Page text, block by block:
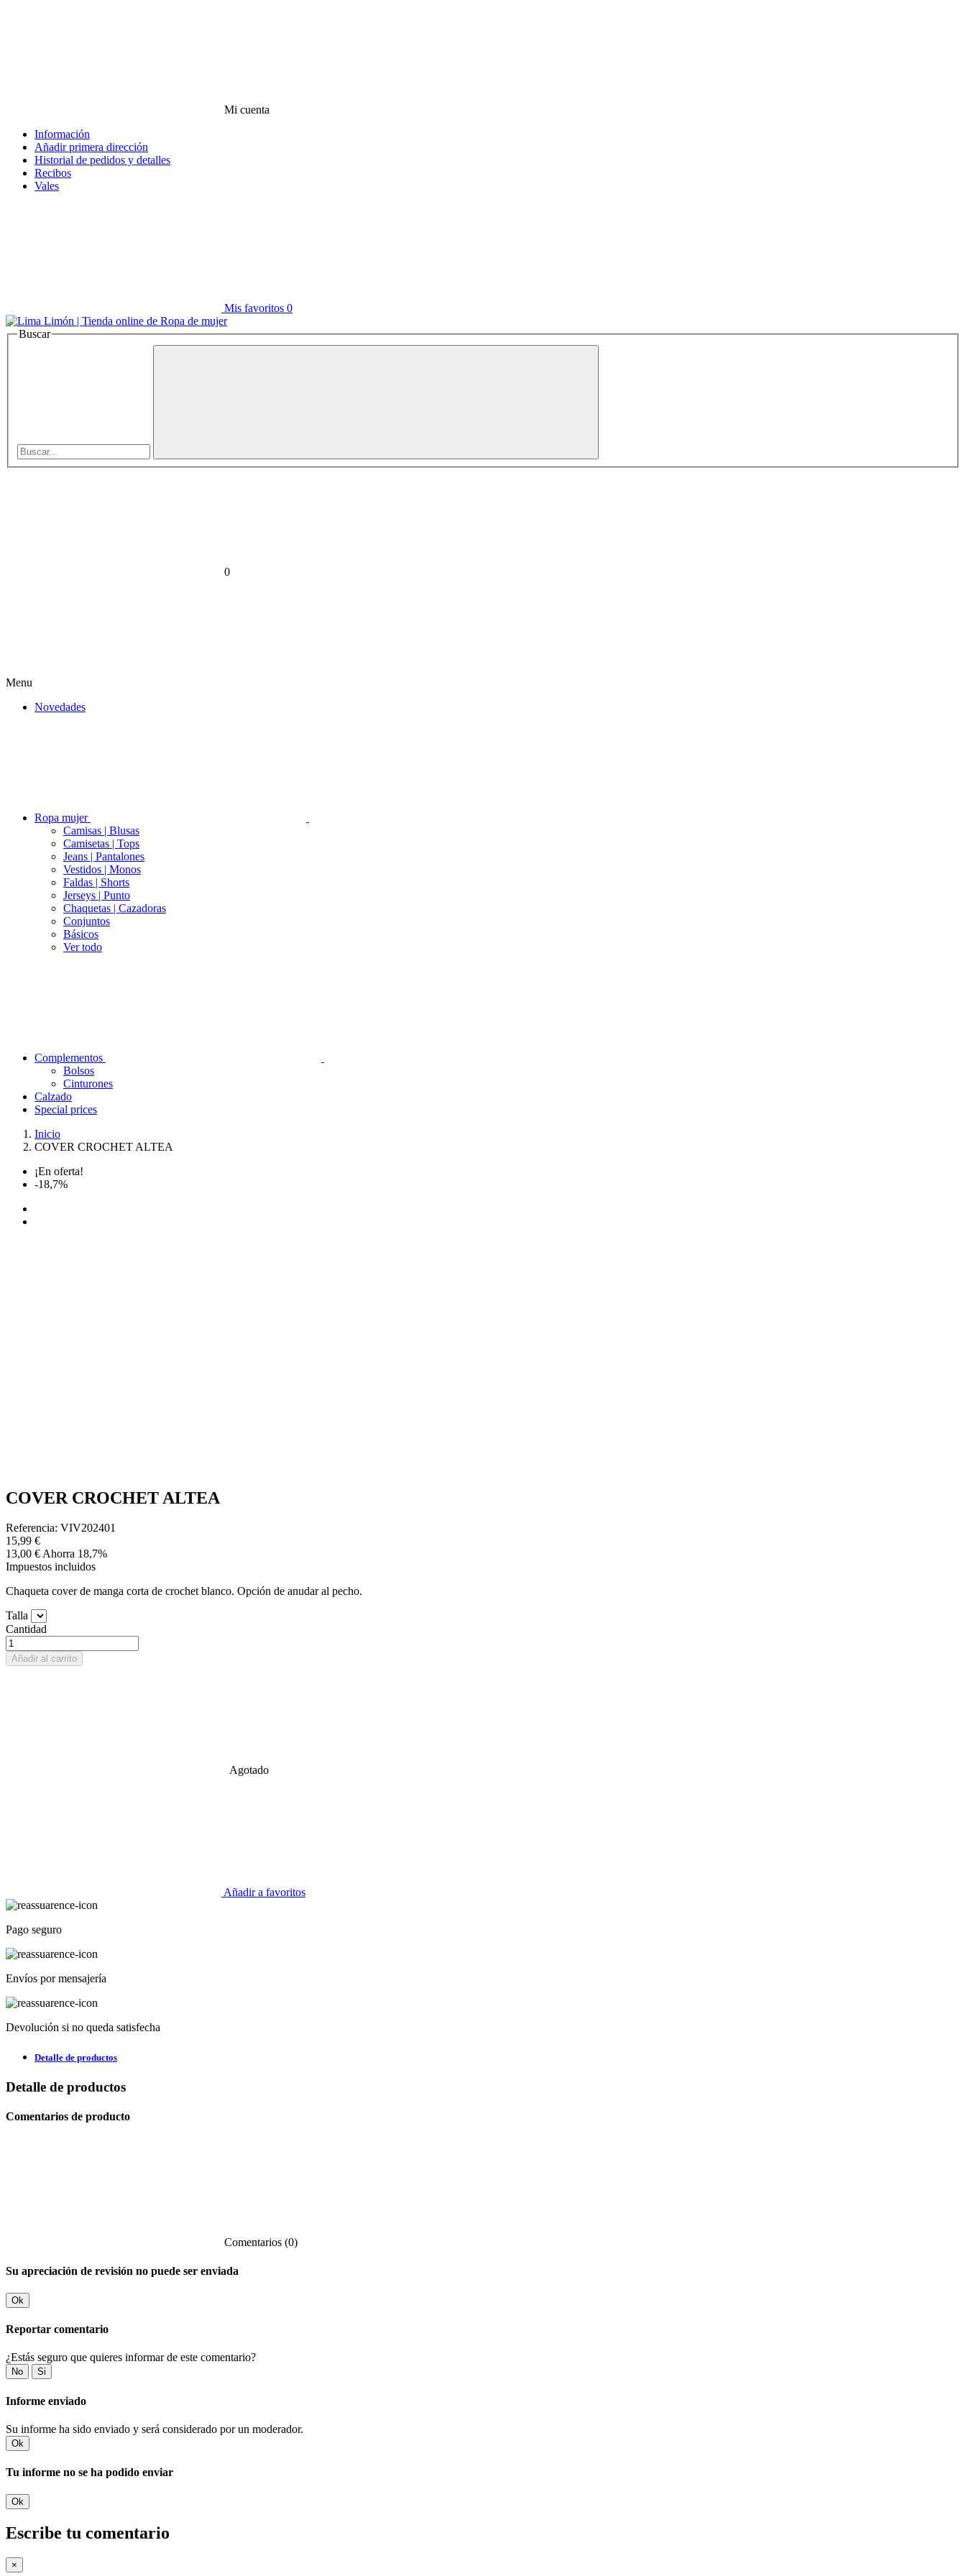
Mi cuenta
Información
Añadir primera dirección
Historial de pedidos y detalles
Recibos
Vales
Mis favoritos 0
Buscar
0
Menu
Novedades
Ropa mujer
Camisas | Blusas
Camisetas | Tops
Jeans | Pantalones
Vestidos | Monos
Faldas | Shorts
Jerseys | Punto
Chaquetas | Cazadoras
Conjuntos
Básicos
Ver todo
Complementos
Bolsos
Cinturones
Calzado
Special prices
Inicio
COVER CROCHET ALTEA
¡En oferta!
-18,7%
COVER CROCHET ALTEA
Referencia: VIV202401
15,99 €
13,00 €Ahorra 18,7%
Impuestos incluidos
Chaqueta cover de manga corta de crochet blanco. Opción de anudar al pecho.
Talla
Cantidad
Añadir al carrito
Agotado
Añadir a favoritos
Pago seguro
Envíos por mensajería
Devolución si no queda satisfecha
Detalle de productos
Detalle de productos
Comentarios de producto
Comentarios (0)
Su apreciación de revisión no puede ser enviada
Ok
Reportar comentario
¿Estás seguro que quieres informar de este comentario?
No Si
Informe enviado
Su informe ha sido enviado y será considerado por un moderador.
Ok
Tu informe no se ha podido enviar
Ok
Escribe tu comentario
×